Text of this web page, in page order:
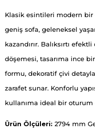
Klasik esintileri modern
geniş sofa, geleneksel
kazandırır. Balıksırtı
döşemesi, tasarıma ince
formu, dekoratif çivi
zarafet sunar. Konforlu
kullanıma ideal bir
Ürün Ölçüleri: 2794 mm